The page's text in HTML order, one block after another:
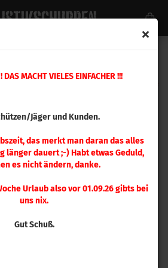
DAS MACHT VIELES EINFACHER !!!
Jäger und Kunden.
das merkt man daran das alles
länger dauert ;-) Habt etwas Geduld,
es nicht ändern, danke.
Urlaub also vor 01.09.26 gibts bei
uns nix.
Gut Schuß.